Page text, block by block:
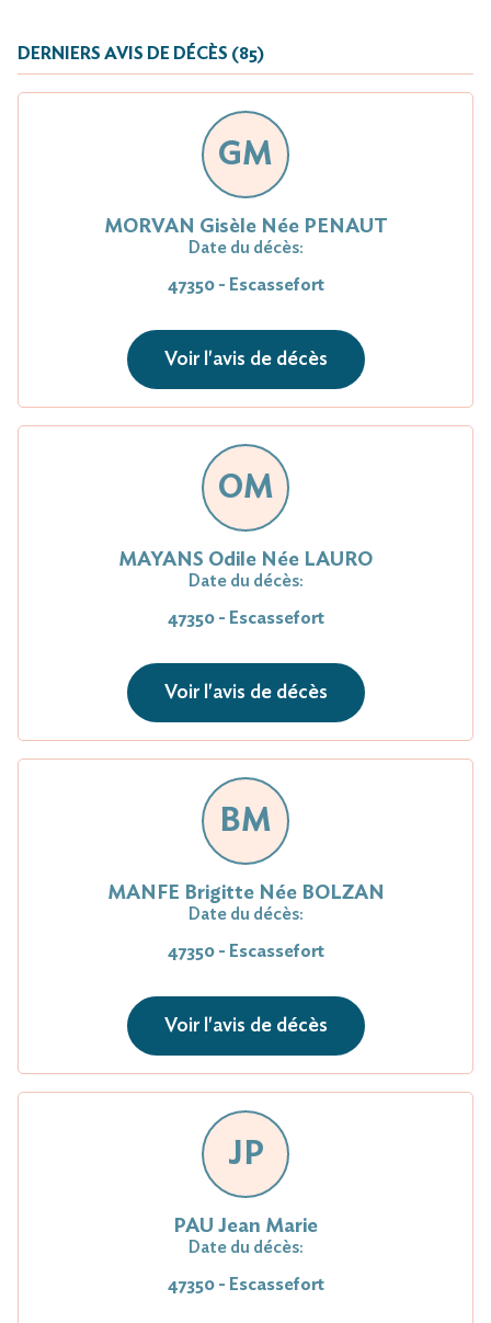
DERNIERS AVIS DE DÉCÈS (85)
GM
MORVAN Gisèle Née PENAUT
Date du décès:
47350 - Escassefort
Voir l'avis de décès
OM
MAYANS Odile Née LAURO
Date du décès:
47350 - Escassefort
Voir l'avis de décès
BM
MANFE Brigitte Née BOLZAN
Date du décès:
47350 - Escassefort
Voir l'avis de décès
JP
PAU Jean Marie
Date du décès:
47350 - Escassefort